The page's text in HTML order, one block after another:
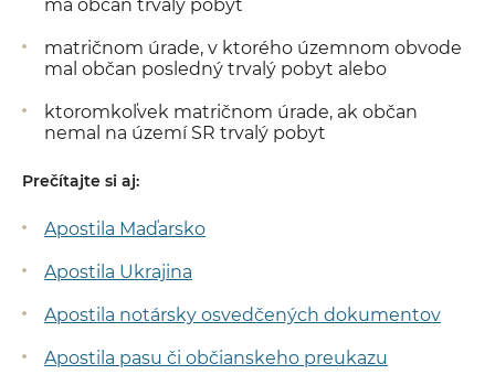
má občan trvalý pobyt
matričnom úrade, v ktorého územnom obvode
mal občan posledný trvalý pobyt alebo
ktoromkoľvek matričnom úrade, ak občan
nemal na území SR trvalý pobyt
Prečítajte si aj:
Apostila Maďarsko
Apostila Ukrajina
Apostila notársky osvedčených dokumentov
Apostila pasu či občianskeho preukazu